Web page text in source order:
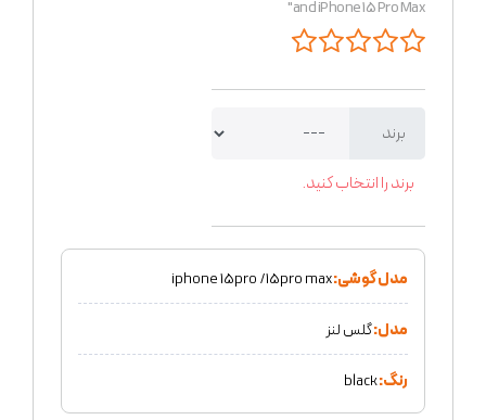
and iPhone 15 Pro Max"
برند
برند را انتخاب کنید.
مدل گوشی:iphone 15pro /15pro max
مدل:گلس لنز
رنگ:black